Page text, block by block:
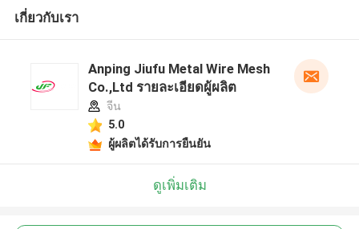
เกี่ยวกับเรา
Anping Jiufu Metal Wire Mesh
Co.,Ltd รายละเอียดผู้ผลิต
จีน
5.0
ผู้ผลิตได้รับการยืนยัน
ดูเพิ่มเติม